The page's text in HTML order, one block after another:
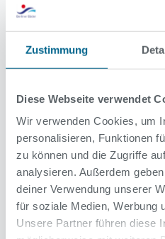
Zustimmung
Diese Webseite verwendet
Wir verwenden Cookies, um
personalisieren, Funktionen
zu können und die Zugriffe
analysieren. Außerdem
deiner Verwendung unserer
für soziale Medien, Werbung
Unsere Partner führen diese
Hinweise zum
oder Trinkgläser),
gefährliche Gegenstände
Art)
Grills
Wasserpfeifen und